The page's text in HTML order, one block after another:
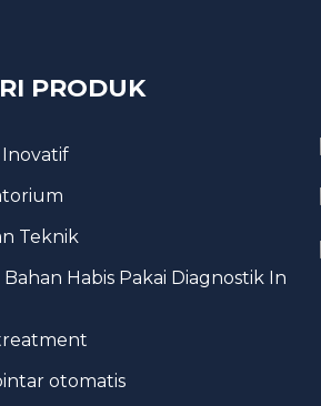
PRODUK
Teknik
Habis Pakai Diagnostik In
otomatis